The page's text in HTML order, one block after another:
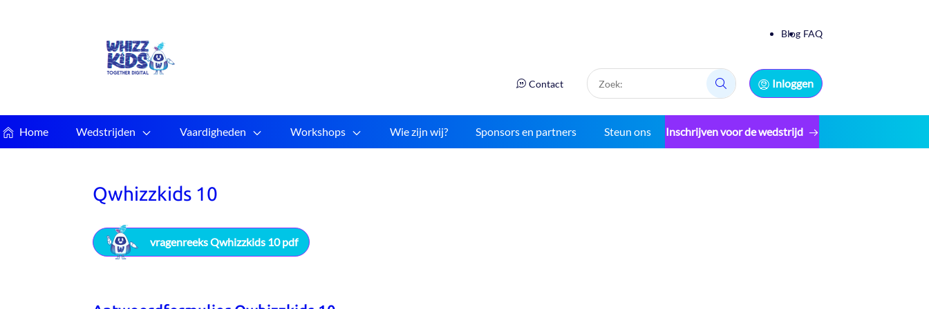
Blog FAQ
Contact
Zoek:
Zoek:
Inloggen
Home Wedstrijden Vaardigheden Workshops Wie zijn wij? Sponsors en partners Steun ons Inschrijven voor de wedstrijd
Qwhizzkids 10
vragenreeks Qwhizzkids 10 pdf